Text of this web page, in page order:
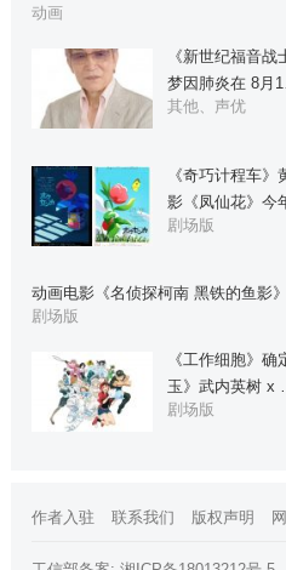
动画
《新世纪福音
梦因肺炎在 8月
其他、声优
《奇巧计程车
影《凤仙花》今
剧场版
动画电影《名侦探柯南 黑铁的鱼影
剧场版
《工作细胞》
玉》武内英树 x
剧场版
作者入驻 联系我们 版权声明